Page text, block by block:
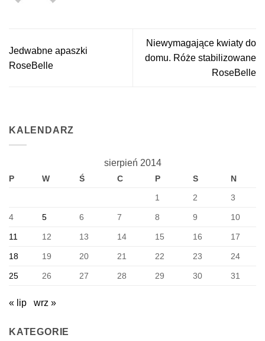
Jedwabne apaszki
RoseBelle
Niewymagające kwiaty do
domu. Róże stabilizowane
RoseBelle
KALENDARZ
sierpień 2014
P W Ś C P S
N
1
2 3
4 5 6 7 8 9 10
11 12 13 14 15 16 17
18 19 20 21 22 23 24
25 26 27 28 29 30 31
« lip wrz »
KATEGORIE